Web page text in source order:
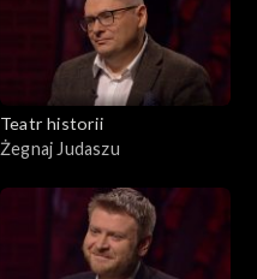
Teatr historii
Żegnaj Judaszu